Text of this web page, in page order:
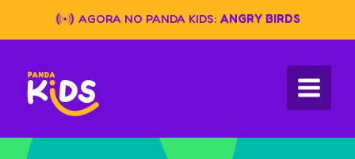
content
AGORA NO PANDA KIDS: ANGRY BIRDS